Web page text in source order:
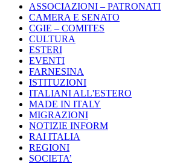
ASSOCIAZIONI – PATRONATI
CAMERA E SENATO
CGIE – COMITES
CULTURA
ESTERI
EVENTI
FARNESINA
ISTITUZIONI
ITALIANI ALL'ESTERO
MADE IN ITALY
MIGRAZIONI
NOTIZIE INFORM
RAI ITALIA
REGIONI
SOCIETA’